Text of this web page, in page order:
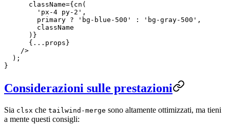
      className
={ cn (
        'px-4 py-2'
,
        primary
? 'bg-blue-500' : 'bg-gray-500' ,
        className
      )}
      {
... props}
    />
  );
}
Considerazioni sulle prestazioni
Sia clsx che tailwind-merge sono altamente ottimizzati, ma tieni
a mente questi consigli: